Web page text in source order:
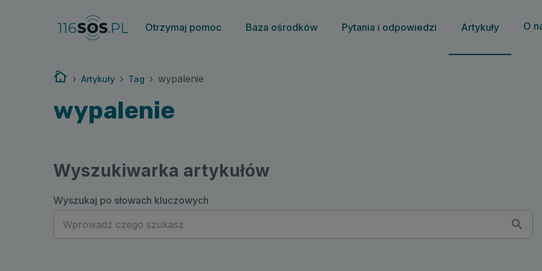
Otrzymaj pomoc Baza ośrodków Pytania i odpowiedzi Artykuły O
Strona główna
› Artykuły › Tag › wypalenie
wypalenie
Wyszukiwarka artykułów
Wyszukaj po słowach kluczowych